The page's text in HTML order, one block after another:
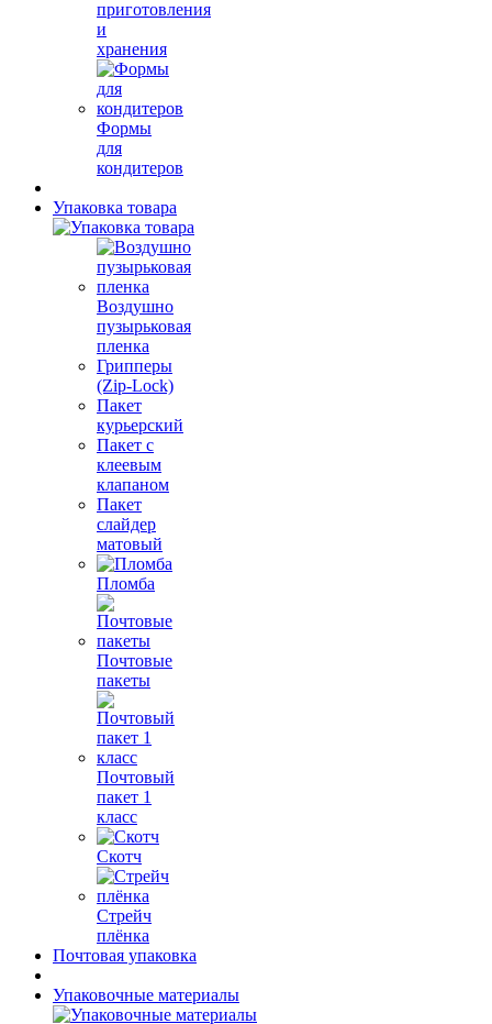
приготовления
и
хранения
Формы
для
кондитеров
Упаковка товара
Воздушно
пузырьковая
пленка
Грипперы
(Zip-Lock)
Пакет
курьерский
Пакет с
клеевым
клапаном
Пакет
слайдер
матовый
Пломба
Почтовые
пакеты
Почтовый
пакет 1
класс
Скотч
Стрейч
плёнка
Почтовая упаковка
Упаковочные материалы